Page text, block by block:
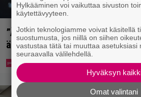
”Äiti, mitä v…” – Niina Lahtisen
äidistään otetusta kansikuvasta
Hylkääminen voi vaikuttaa sivuston
käytettävyyteen.
Jotkin teknologiamme voivat käsitellä
suostumusta, jos niillä on siihen
vastustaa tätä tai muuttaa asetuksiasi
seuraavalla välilehdellä.
Hyväksyn
Omat valintani